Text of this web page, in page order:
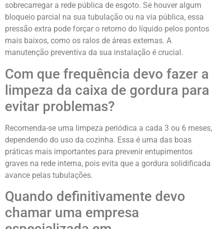
sobrecarregar a rede pública de esgoto. Se houver algum
bloqueio parcial na sua tubulação ou na via pública, essa
pressão extra pode forçar o retorno do líquido pelos pontos
mais baixos, como os ralos de áreas externas. A
manutenção preventiva da sua instalação é crucial.
Com que frequência devo fazer a
limpeza da caixa de gordura para
evitar problemas?
Recomenda-se uma limpeza periódica a cada 3 ou 6 meses,
dependendo do uso da cozinha. Essa é uma das boas
práticas mais importantes para prevenir entupimentos
graves na rede interna, pois evita que a gordura solidificada
avance pelas tubulações.
Quando definitivamente devo
chamar uma empresa